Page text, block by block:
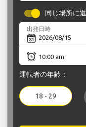
同じ場所に
出発日時
運転者の年齢：
18 - 29